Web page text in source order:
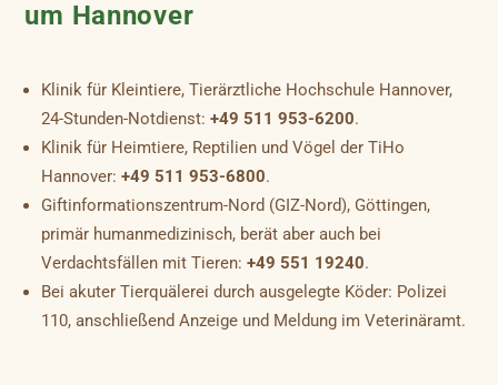
um Hannover
Klinik für Kleintiere, Tierärztliche Hochschule Hannover,
24-Stunden-Notdienst:+49 511 953-6200.
Klinik für Heimtiere, Reptilien und Vögel der TiHo
Hannover:+49 511 953-6800.
Giftinformationszentrum-Nord (GIZ-Nord), Göttingen,
primär humanmedizinisch, berät aber auch bei
Verdachtsfällen mit Tieren:+49 551 19240.
Bei akuter Tierquälerei durch ausgelegte Köder: Polizei
110, anschließend Anzeige und Meldung im Veterinäramt.